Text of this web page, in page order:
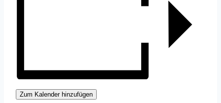
Zum Kalender hinzufügen